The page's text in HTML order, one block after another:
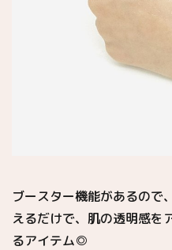
ブースター機能があるので
えるだけで、肌の透明感を
るアイテム◎